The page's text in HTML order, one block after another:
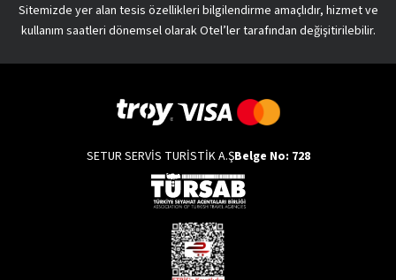
Sitemizde yer alan tesis özellikleri bilgilendirme amaçlıdır, hizmet ve
kullanım saatleri dönemsel olarak Otel’ler tarafından değişitirilebilir.
SETUR SERVİS TURİSTİK A.ŞBelge No: 728